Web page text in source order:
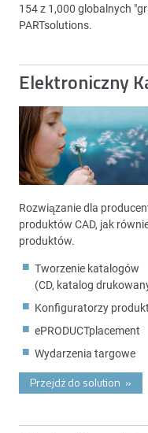
154 z 1,000 globalnych
PARTsolutions.
Elektroniczny
Rozwiązanie dla
produktów CAD, jak
produktów.
Tworzenie katalogów
(CD, katalog
Konfiguratorzy
ePRODUCTplacement
Wydarzenia targowe
Przejdż do solution »